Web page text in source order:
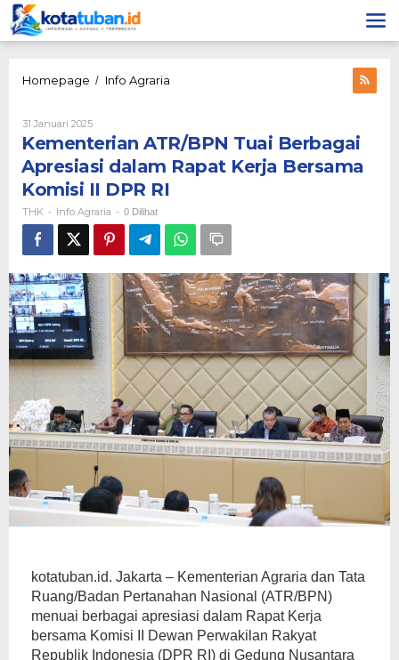
Lewati
ke
konten
Homepage / Info Agraria
Apresiasi
dalam
Rapat
Komisi
II
DPR
RI
31 Januari 2025Oleh
Kementerian ATR/BPN Tuai Berbagai
Apresiasi dalam Rapat Kerja Bersama
Komisi II DPR RI
THK - Info Agraria - 0 Dilihat
kotatuban.id. Jakarta – Kementerian Agraria dan Tata
Ruang/Badan Pertanahan Nasional (ATR/BPN)
menuai berbagai apresiasi dalam Rapat Kerja
bersama Komisi II Dewan Perwakilan Rakyat
Republik Indonesia (DPR RI) di Gedung Nusantara